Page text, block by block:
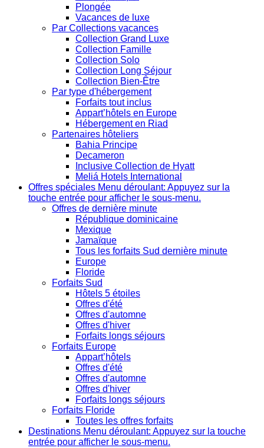
Plongée
Vacances de luxe
Par Collections vacances
Collection Grand Luxe
Collection Famille
Collection Solo
Collection Long Séjour
Collection Bien-Être
Par type d'hébergement
Forfaits tout inclus
Appart’hôtels en Europe
Hébergement en Riad
Partenaires hôteliers
Bahia Principe
Decameron
Inclusive Collection de Hyatt
Meliá Hotels International
Offres spéciales Menu déroulant: Appuyez sur la
touche entrée pour afficher le sous-menu.
Offres de dernière minute
République dominicaine
Mexique
Jamaïque
Tous les forfaits Sud dernière minute
Europe
Floride
Forfaits Sud
Hôtels 5 étoiles
Offres d'été
Offres d'automne
Offres d'hiver
Forfaits longs séjours
Forfaits Europe
Appart’hôtels
Offres d'été
Offres d'automne
Offres d'hiver
Forfaits longs séjours
Forfaits Floride
Toutes les offres forfaits
Destinations Menu déroulant: Appuyez sur la touche
entrée pour afficher le sous-menu.